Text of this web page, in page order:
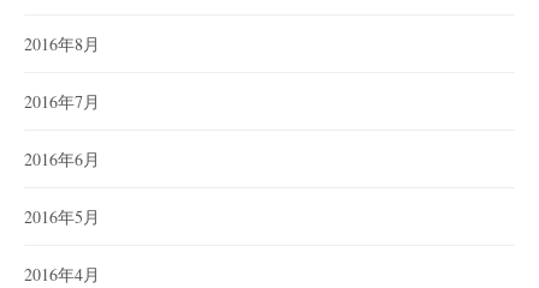
2016年8月
2016年7月
2016年6月
2016年5月
2016年4月